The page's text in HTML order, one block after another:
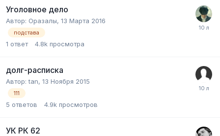
Уголовное дело
Автор: Оразалы, 13 Марта 2016
подстава
1 ответ 4.8k просмотра
долг-расписка
Автор:tan, 13 Ноября 2015
111
5 ответов 4.9k просмотров
УК РК 62